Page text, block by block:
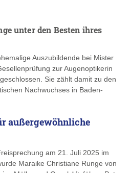
unter den Besten ihres
Auszubildende bei Mister
zur Augenoptikerin
Sie zählt damit zu den
Nachwuchses in Baden-
außergewöhnliche
am 21. Juli 2025 im
Maraike Christiane Runge von